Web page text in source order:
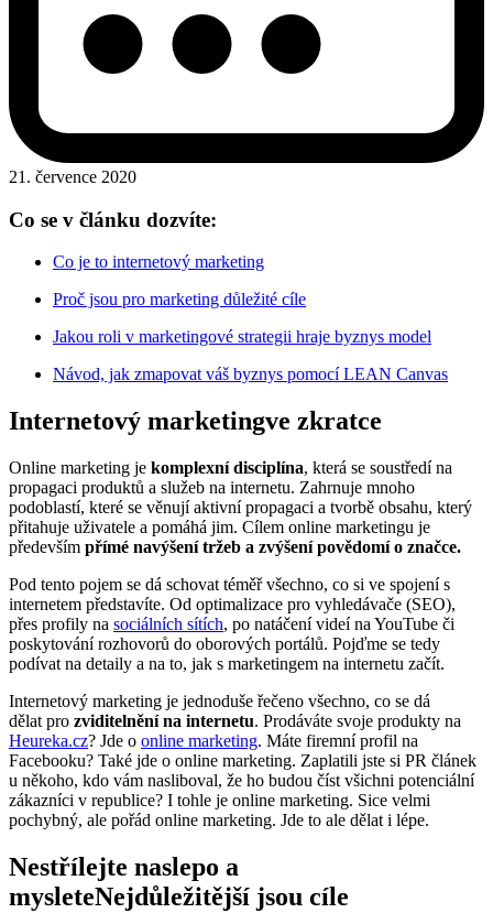
21. července 2020
Co se v článku dozvíte:
Co je to internetový marketing
Proč jsou pro marketing důležité cíle
Jakou roli v marketingové strategii hraje byznys model
Návod, jak zmapovat váš byznys pomocí LEAN Canvas
Internetový marketingve zkratce
Online marketing je komplexní disciplína, která se soustředí na
propagaci produktů a služeb na internetu. Zahrnuje mnoho
podoblastí, které se věnují aktivní propagaci a tvorbě obsahu, který
přitahuje uživatele a pomáhá jim. Cílem online marketingu je
především přímé navýšení tržeb a zvýšení povědomí o značce.
Pod tento pojem se dá schovat téměř všechno, co si ve spojení s
internetem představíte. Od optimalizace pro vyhledávače (SEO),
přes profily na sociálních sítích, po natáčení videí na YouTube či
poskytování rozhovorů do oborových portálů. Pojďme se tedy
podívat na detaily a na to, jak s marketingem na internetu začít.
Internetový marketing je jednoduše řečeno všechno, co se dá
dělat pro zviditelnění na internetu. Prodáváte svoje produkty na
Heureka.cz? Jde o online marketing. Máte firemní profil na
Facebooku? Také jde o online marketing. Zaplatili jste si PR článek
u někoho, kdo vám nasliboval, že ho budou číst všichni potenciální
zákazníci v republice? I tohle je online marketing. Sice velmi
pochybný, ale pořád online marketing. Jde to ale dělat i lépe.
Nestřílejte naslepo a
mysleteNejdůležitější jsou cíle